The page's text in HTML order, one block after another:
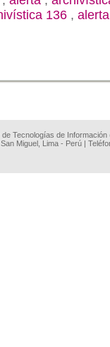
136 ,
Tecnologías de
Miguel, Lima - Perú |